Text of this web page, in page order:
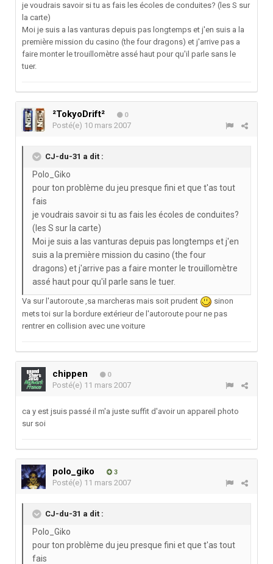
je voudrais savoir si tu as fais les écoles de conduites? (les S sur
la carte)
Moi je suis a las vanturas depuis pas longtemps et j'en suis a la
première mission du casino (the four dragons) et j'arrive pas a
faire monter le trouillomètre assé haut pour qu'il parle sans le
tuer.
²TokyoDrift² 0
Posté(e) 10 mars 2007
CJ-du-31 a dit :
Polo_Giko
pour ton problème du jeu presque fini et que t'as tout
fais
je voudrais savoir si tu as fais les écoles de conduites?
(les S sur la carte)
Moi je suis a las vanturas depuis pas longtemps et j'en
suis a la première mission du casino (the four
dragons) et j'arrive pas a faire monter le trouillomètre
assé haut pour qu'il parle sans le tuer.
Va sur l'autoroute ,sa marcheras mais soit prudent
sinon
mets toi sur la bordure extérieur de l'autoroute pour ne pas
rentrer en collision avec une voiture
chippen 0
Posté(e) 11 mars 2007
ca y est jsuis passé il m'a juste suffit d'avoir un appareil photo
sur soi
polo_giko 3
Posté(e) 11 mars 2007
CJ-du-31 a dit :
Polo_Giko
pour ton problème du jeu presque fini et que t'as tout
fais